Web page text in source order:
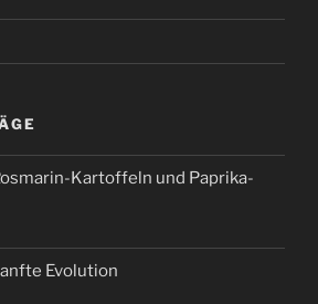
Kartoffeln und Paprika-
Evolution